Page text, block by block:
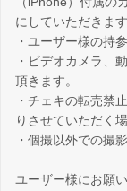
にしていただきま
・ユーザー様の持
・ビデオカメラ、
頂きます。
・チェキの転売禁
りさせていただく
・個撮以外での撮
ユーザー様にお願い